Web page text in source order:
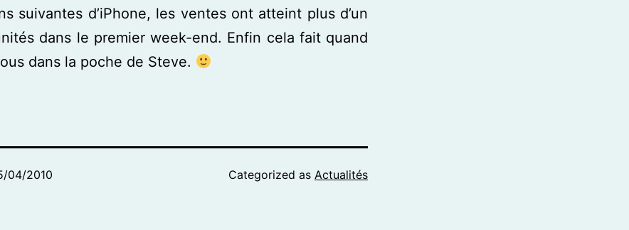
suivantes d’iPhone, les ventes ont atteint plus d’un
dans le premier week-end. Enfin cela fait quand
dans la poche de Steve.
04/2010
Categorized as Actualités